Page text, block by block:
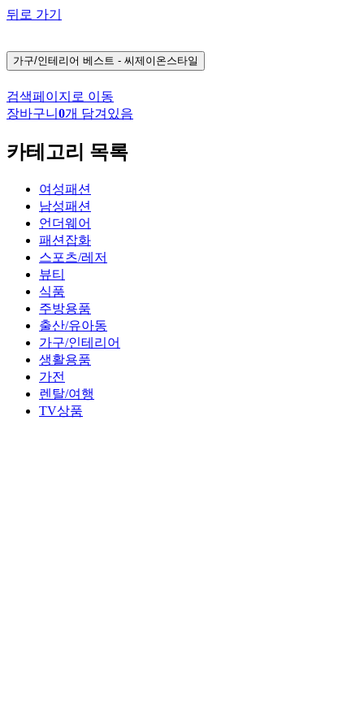
뒤로 가기
가구/인테리어 베스트 - 씨제이온스타일
검색페이지로 이동
장바구니 0개 담겨있음
카테고리 목록
여성패션
남성패션
언더웨어
패션잡화
스포츠/레저
뷰티
식품
주방용품
출산/유아동
가구/인테리어
생활용품
가전
렌탈/여행
TV상품